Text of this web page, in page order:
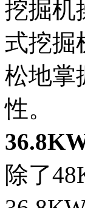
挖掘机
式挖掘
松地掌
性。
除了